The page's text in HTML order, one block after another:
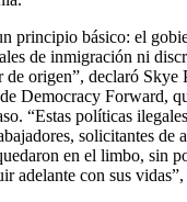
principio básico: el
de inmigración ni
de origen”, declaró Skye
Democracy Forward,
“Estas políticas
solicitantes de
en el limbo, sin
adelante con sus